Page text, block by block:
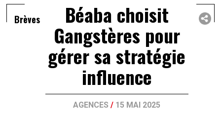
Brèves Béaba choisit
Gangstères pour
gérer sa stratégie
influence
AGENCES / 15 MAI 2025